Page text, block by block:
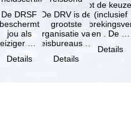
De DRSF
beschermt
jou als
met
pakketreis
Details
De DRV is de
grootste
organisatie van
reisbureaus en
in Duitsland. …
Details
Je hebt de
(inclusief
en . De …
Details